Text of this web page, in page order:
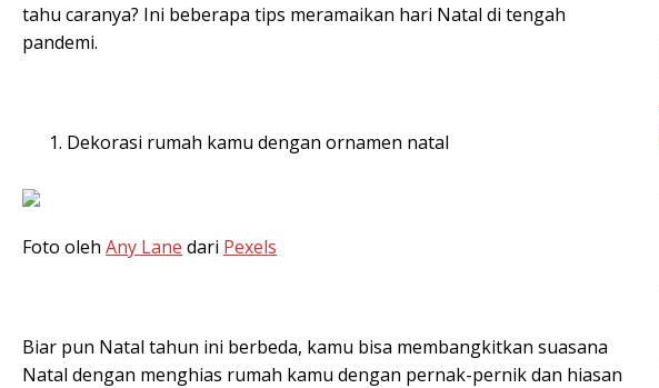
tahu caranya? Ini beberapa tips meramaikan hari Natal di tengah
pandemi.
Dekorasi rumah kamu dengan ornamen natal
Foto oleh Any Lane dari Pexels
Biar pun Natal tahun ini berbeda, kamu bisa membangkitkan suasana
Natal dengan menghias rumah kamu dengan pernak-pernik dan hiasan